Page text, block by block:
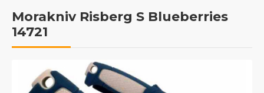
Morakniv Risberg S Blueberries
14721